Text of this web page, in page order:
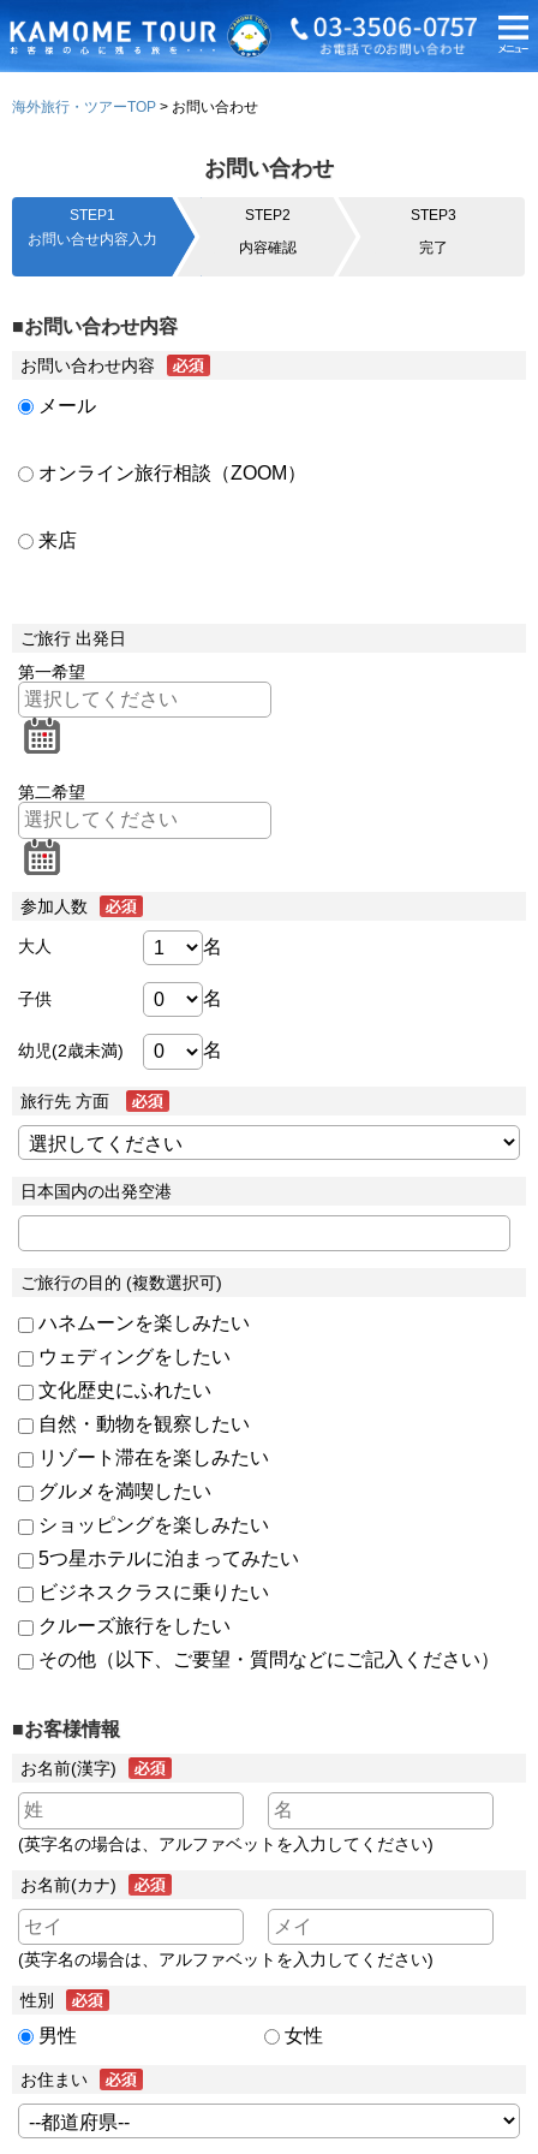
海外旅行・ツアーTOP お問い合わせ
お問い合わせ
STEP1
お問い合せ内容入力
STEP2
内容確認
STEP3
完了
■お問い合わせ内容
お問い合わせ内容
メール
オンライン旅行相談（ZOOM）
来店
ご旅行 出発日
第一希望
第二希望
参加人数
大人 名
子供 名
幼児(2歳未満) 名
旅行先 方面
日本国内の出発空港
ご旅行の目的 (複数選択可)
ハネムーンを楽しみたい
ウェディングをしたい
文化歴史にふれたい
自然・動物を観察したい
リゾート滞在を楽しみたい
グルメを満喫したい
ショッピングを楽しみたい
5つ星ホテルに泊まってみたい
ビジネスクラスに乗りたい
クルーズ旅行をしたい
その他（以下、ご要望・質問などにご記入ください）
■お客様情報
お名前(漢字)
(英字名の場合は、アルファベットを入力してください)
お名前(カナ)
(英字名の場合は、アルファベットを入力してください)
性別
男性 女性
お住まい